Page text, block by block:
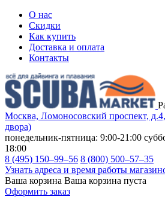
О нас
Скидки
Как купить
Доставка и оплата
Контакты
Москва, Ломоносовский проспект,
двора)
понедельник-пятница: 9:00-21:00
18:00
8 (495) 150–99–56 8 (800) 500–57–35
Узнать адреса и время работы
Ваша корзина Ваша корзина пуста
Оформить заказ